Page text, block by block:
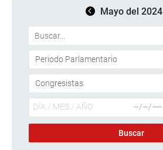
Mayo del 2024